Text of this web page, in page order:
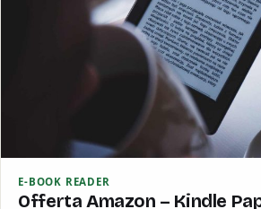
E-BOOK READER
Offerta Amazon – Kindle